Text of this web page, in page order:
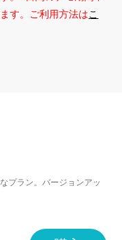
す。ご利用方法はこ
プラン。バージョンアッ